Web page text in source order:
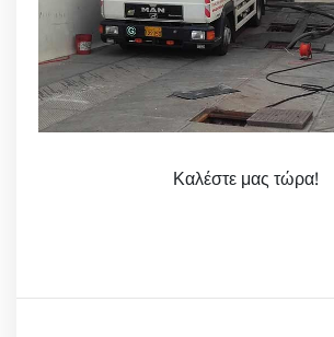
Καλέστε μας τώρα!